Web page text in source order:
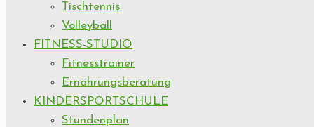
Tischtennis
Volleyball
FITNESS-STUDIO
Fitnesstrainer
Ernährungsberatung
KINDERSPORTSCHULE
Stundenplan